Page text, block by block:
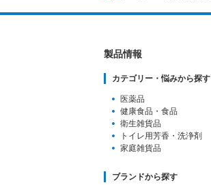
製品情報
カテゴリー・悩みから探す
医薬品
健康食品・食品
衛生雑貨品
トイレ用芳香 ・洗浄剤
家庭雑貨品
ブランドから探す